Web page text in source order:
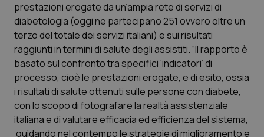
Molise
Piemonte
Provincia Autonoma di Bolzano
Provincia Autonoma di Trento
Puglia
Epatiti
HIV
Infezioni & Febbre
Ipertensione & Scompenso
Malattie rare
prestazioni erogate da un’ampia rete di servizi di
diabetologia (oggi ne partecipano 251 ovvero oltre un
terzo del totale dei servizi italiani) e sui risultati
raggiunti in termini di salute degli assistiti. “Il rapporto è
basato sul confronto tra specifici ‘indicatori’ di
processo, cioè le prestazioni erogate, e di esito, ossia
i risultati di salute ottenuti sulle persone con diabete,
con lo scopo di fotografare la realtà assistenziale
italiana e di valutare efficacia ed efficienza del sistema,
guidando nel contempo le strategie di miglioramento e